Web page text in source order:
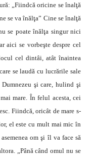
„Fiindcă oricine se înalţă
se va înălţa” Cine se înalţă
se poate înălţa singur nici
aici se vorbeşte despre cel
cel dintâi, atât înaintea
se laudă cu lucrările sale
şi care, hulind şi
mare. În felul acesta, cei
Fiindcă, oricât de mare s-
el este cu mult mai mic în
om şi îl va face să
„Până când omul nu se